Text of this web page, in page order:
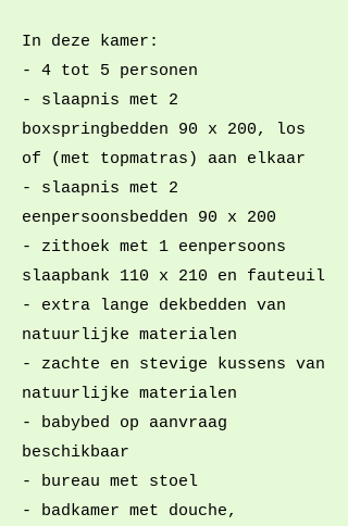
In deze kamer:
- 4 tot 5 personen
- slaapnis met 2
boxspringbedden 90 x 200, los
of (met topmatras) aan elkaar
- slaapnis met 2
eenpersoonsbedden 90 x 200
- zithoek met 1 eenpersoons
slaapbank 110 x 210 en fauteuil
- extra lange dekbedden van
natuurlijke materialen
- zachte en stevige kussens van
natuurlijke materialen
- babybed op aanvraag
beschikbaar
- bureau met stoel
- badkamer met douche,